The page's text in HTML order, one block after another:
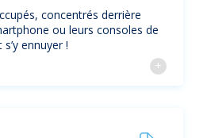
concentrés derrière
ou leurs consoles de
ennuyer !